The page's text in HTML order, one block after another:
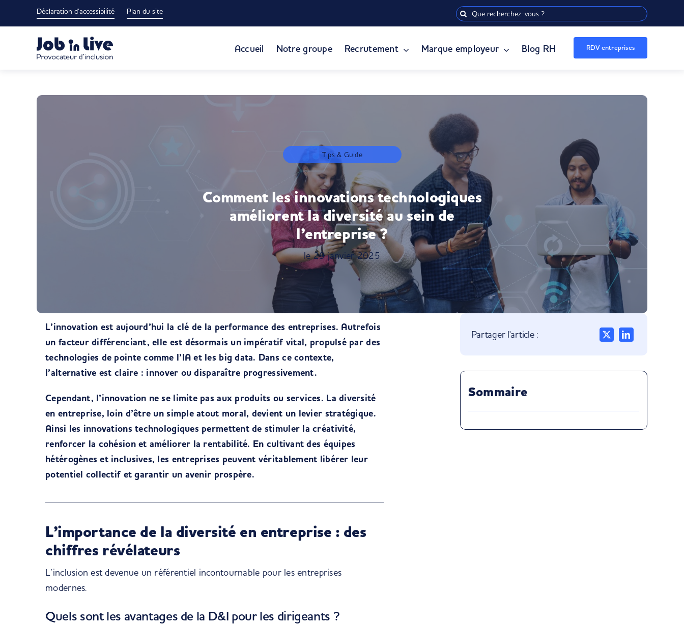
Déclaration d’accessibilité Plan du site Rechercher:
Accueil Notre groupe Recrutement Marque employeur Blog RH RDV entreprises
Tips & Guide
Comment les innovations technologiques
améliorent la diversité au sein de
l’entreprise ?
le 29 janvier 2025
L’innovation est aujourd’hui la clé de la performance des entreprises. Autrefois
un facteur différenciant, elle est désormais un impératif vital, propulsé par des
technologies de pointe comme l’IA et les big data. Dans ce contexte,
l’alternative est claire : innover ou disparaître progressivement.
Cependant, l’innovation ne se limite pas aux produits ou services. La diversité
en entreprise, loin d’être un simple atout moral, devient un levier stratégique.
Ainsi les innovations technologiques permettent de stimuler la créativité,
renforcer la cohésion et améliorer la rentabilité. En cultivant des équipes
hétérogènes et inclusives, les entreprises peuvent véritablement libérer leur
potentiel collectif et garantir un avenir prospère.
L’importance de la diversité en entreprise : des
chiffres révélateurs
L’inclusion est devenue un référentiel incontournable pour les entreprises
modernes.
Quels sont les avantages de la D&I pour les dirigeants ?
Partager l'article :
Sommaire